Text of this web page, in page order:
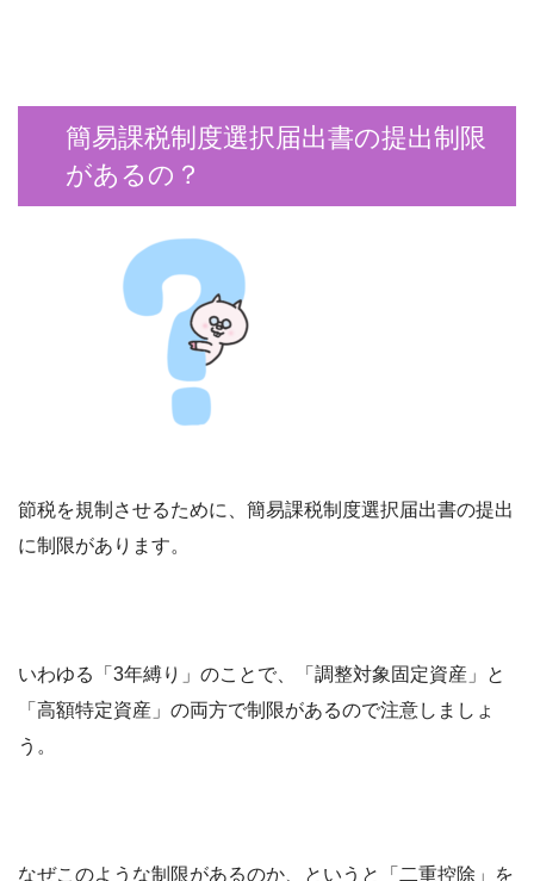
簡易課税制度選択届出書の提出制限
があるの？
節税を規制させるために、簡易課税制度選択届出書の提出
に制限があります。
いわゆる「3年縛り」のことで、「調整対象固定資産」と
「高額特定資産」の両方で制限があるので注意しましょ
う。
なぜこのような制限があるのか、というと「二重控除」を